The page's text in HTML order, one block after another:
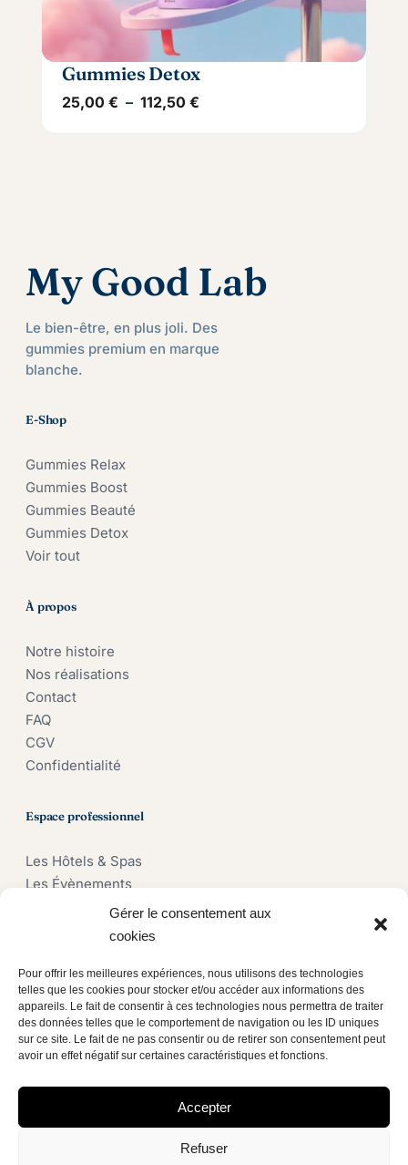
Gérer le consentement aux
cookies
Pour offrir les meilleures expériences, nous utilisons des technologies
telles que les cookies pour stocker et/ou accéder aux informations des
appareils. Le fait de consentir à ces technologies nous permettra de traiter
des données telles que le comportement de navigation ou les ID uniques
sur ce site. Le fait de ne pas consentir ou de retirer son consentement peut
avoir un effet négatif sur certaines caractéristiques et fonctions.
Accepter
Refuser
Gummies Detox
25,00 € – 112,50 €Plage de prix : 25,00 € à
My Good Lab
Le bien-être, en plus joli. Des
gummies premium en marque
blanche.
E-Shop
Gummies Relax
Gummies Boost
Gummies Beauté
Gummies Detox
Voir tout
À propos
Notre histoire
Nos réalisations
Contact
FAQ
CGV
Confidentialité
Espace professionnel
Les Hôtels & Spas
Les Évènements
Les Compagnies aériennes
Notre groupe
Comptoir du Bambou